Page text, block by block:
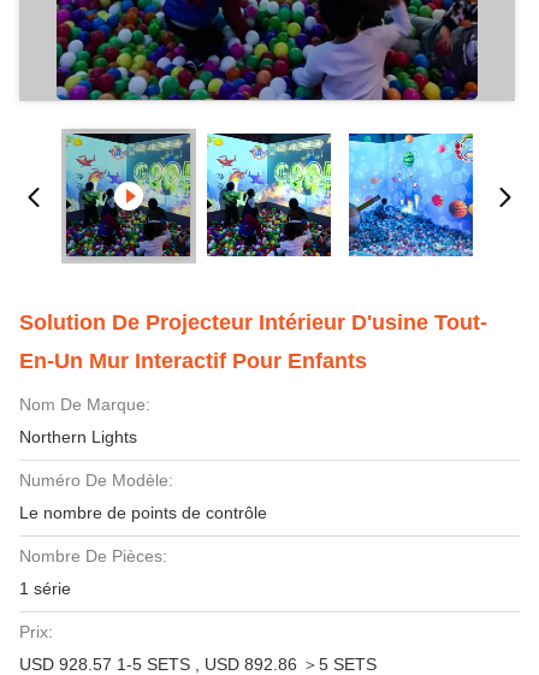
Solution De Projecteur Intérieur D'usine Tout-
En-Un Mur Interactif Pour Enfants
Nom De Marque:
Northern Lights
Numéro De Modèle:
Le nombre de points de contrôle
Nombre De Pièces:
1 série
Prix:
USD 928.57 1-5 SETS , USD 892.86 ＞5 SETS